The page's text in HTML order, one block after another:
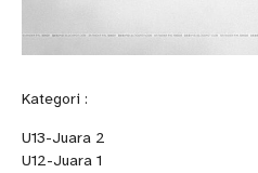
Kategori :
U13-Juara 2
U12-Juara 1